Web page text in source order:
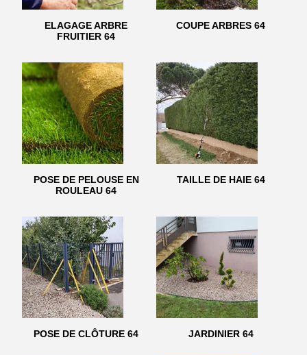
ELAGAGE ARBRE
FRUITIER 64
COUPE ARBRES 64
POSE DE PELOUSE EN
ROULEAU 64
TAILLE DE HAIE 64
POSE DE CLÔTURE 64 JARDINIER 64